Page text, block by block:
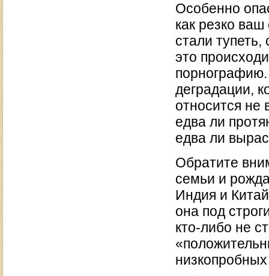
Особенно
как резко
стали
это
деградации,
относится
едва ли
едва ли
Обратите
семьи и
Индия и
она под
кто-либо не